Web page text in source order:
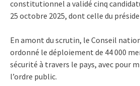
constitutionnel a validé cinq
25 octobre 2025, dont celle du
En amont du scrutin, le Conseil
ordonné le déploiement de 44 000
sécurité à travers le pays, avec pour
l’ordre public.